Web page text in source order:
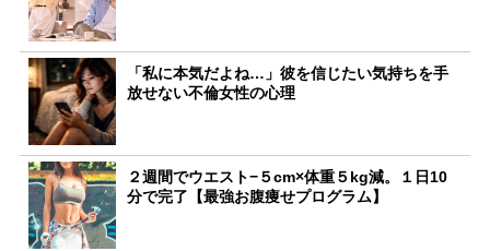
「私に本気だよね…」彼を信じたい気持ちを手
放せない不倫女性の心理
２週間でウエスト−５cm×体重５kg減。１日10
分で完了【最強お腹痩せプログラム】